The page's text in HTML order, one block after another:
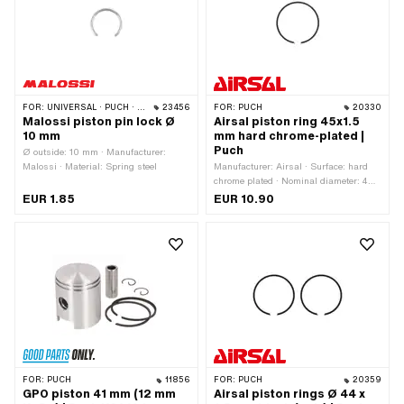
FOR: UNIVERSAL · PUCH · PIAGGIO · TOMOS 23456
Malossi piston pin lock Ø
10 mm
Ø outside: 10 mm · Manufacturer:
Malossi · Material: Spring steel
EUR 1.85
FOR: PUCH 20330
Airsal piston ring 45x1.5
mm hard chrome-plated |
Puch
Manufacturer: Airsal · Surface: hard
chrome plated · Nominal diameter: 45
mm · Piston ring impact: Internal fuse
EUR 10.90
FOR: PUCH 11856
GPO piston 41 mm (12 mm
FOR: PUCH 20359
Airsal piston rings Ø 44 x